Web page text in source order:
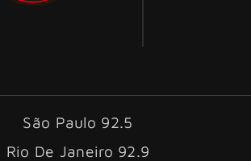
São Paulo 92.5
Rio De Janeiro 92.9